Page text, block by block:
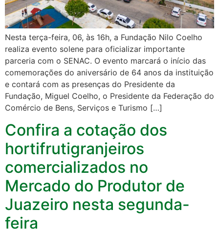
Nesta terça-feira, 06, às 16h, a Fundação Nilo Coelho
realiza evento solene para oficializar importante
parceria com o SENAC. O evento marcará o início das
comemorações do aniversário de 64 anos da instituição
e contará com as presenças do Presidente da
Fundação, Miguel Coelho, o Presidente da Federação do
Comércio de Bens, Serviços e Turismo […]
Confira a cotação dos
hortifrutigranjeiros
comercializados no
Mercado do Produtor de
Juazeiro nesta segunda-
feira